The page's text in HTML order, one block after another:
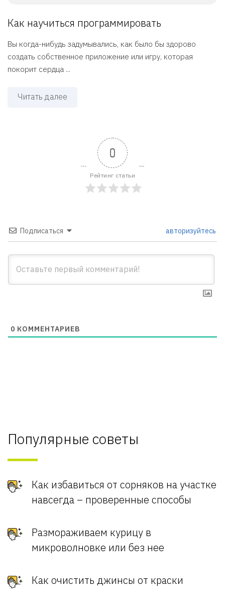
Как научиться программировать
Вы когда-нибудь задумывались, как было бы здорово
создать собственное приложение или игру, которая
покорит сердца ...
Читать далее
0
Рейтинг статьи
Подписаться авторизуйтесь
0 КОММЕНТАРИЕВ
Популярные советы
Как избавиться от сорняков на участке
навсегда – проверенные способы
Размораживаем курицу в
микроволновке или без нее
Как очистить джинсы от краски